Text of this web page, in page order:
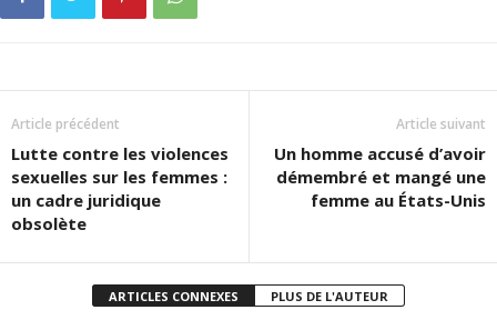
Article précédent
Lutte contre les violences
sexuelles sur les femmes :
un cadre juridique
obsolète
Article suivant
Un homme accusé d’avoir
démembré et mangé une
femme au États-Unis
ARTICLES CONNEXES PLUS DE L'AUTEUR